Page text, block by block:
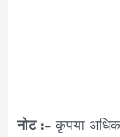
नोट :-कृपया अधिक